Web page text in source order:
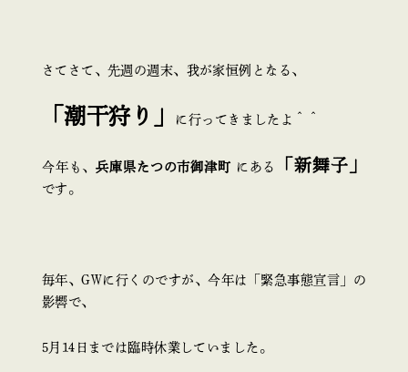
さてさて、先週の週末、我が家恒例となる、
「潮干狩り」 に行ってきましたよ＾＾
今年も、兵庫県たつの市御津町 にある 「新舞子」
です。
毎年、GWに行くのですが、今年は「緊急事態宣言」の
影響で、
5月14日までは臨時休業していました。